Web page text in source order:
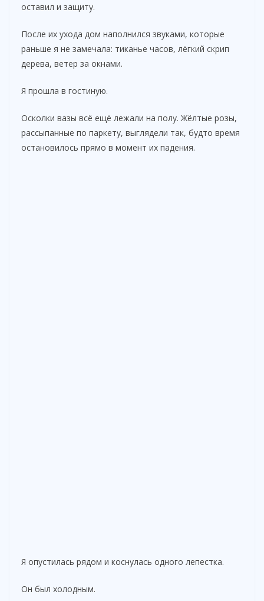
оставил и защиту.
После их ухода дом наполнился звуками, которые
раньше я не замечала: тиканье часов, лёгкий скрип
дерева, ветер за окнами.
Я прошла в гостиную.
Осколки вазы всё ещё лежали на полу. Жёлтые розы,
рассыпанные по паркету, выглядели так, будто время
остановилось прямо в момент их падения.
Я опустилась рядом и коснулась одного лепестка.
Он был холодным.